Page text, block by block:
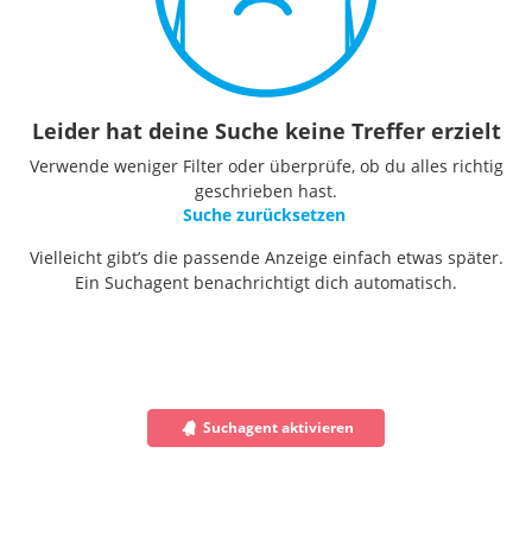
Leider hat deine Suche keine Treffer erzielt
Verwende weniger Filter oder überprüfe, ob du alles richtig
geschrieben hast.
Suche zurücksetzen
Vielleicht gibt’s die passende Anzeige einfach etwas später.
Ein Suchagent benachrichtigt dich automatisch.
Suchagent aktivieren